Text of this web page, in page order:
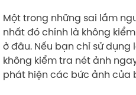
Một trong những sai lầm
nhất đó chính là không
ở đâu. Nếu bạn chỉ sử
không kiểm tra nét ảnh
phát hiện các bức ảnh của